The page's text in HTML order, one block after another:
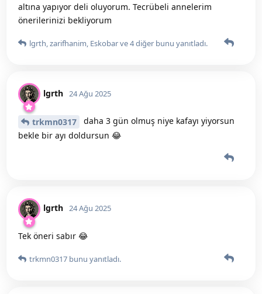
altına yapıyor deli oluyorum. Tecrübeli annelerim
önerilerinizi bekliyorum
lgrth,zarifhanim, Eskobarve4diğer bunu yanıtladı.
lgrth 24 Ağu 2025
trkmn0317
daha 3 gün olmuş niye kafayı yiyorsun
bekle bir ayı doldursun 😂
lgrth 24 Ağu 2025
Tek öneri sabır 😂
trkmn0317 bunu yanıtladı.